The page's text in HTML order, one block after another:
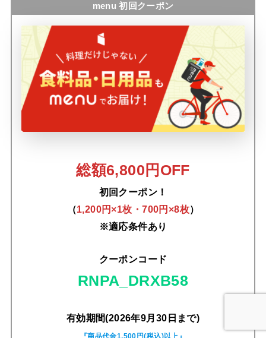
menu 初回クーポン
総額6,800円OFF
初回クーポン！
（1,200円×1枚・700円×8枚）
※適応条件あり
クーポンコード
RNPA_DRXB58
有効期間(2026年9月30日まで)
『商品代金1,500円(税込)以上』